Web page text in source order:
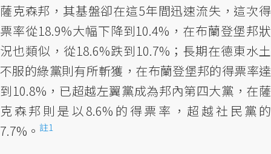
薩克森邦，其基盤卻在這5年間迅速流失，這次得
票率從18.9%大幅下降到10.4%，在布蘭登堡邦狀
況也類似，從18.6%跌到10.7%；長期在德東水土
不服的綠黨則有所斬獲，在布蘭登堡邦的得票率達
到10.8%，已超越左翼黨成為邦內第四大黨，在薩
克森邦則是以8.6%的得票率，超越社民黨的
7.7%。 註1